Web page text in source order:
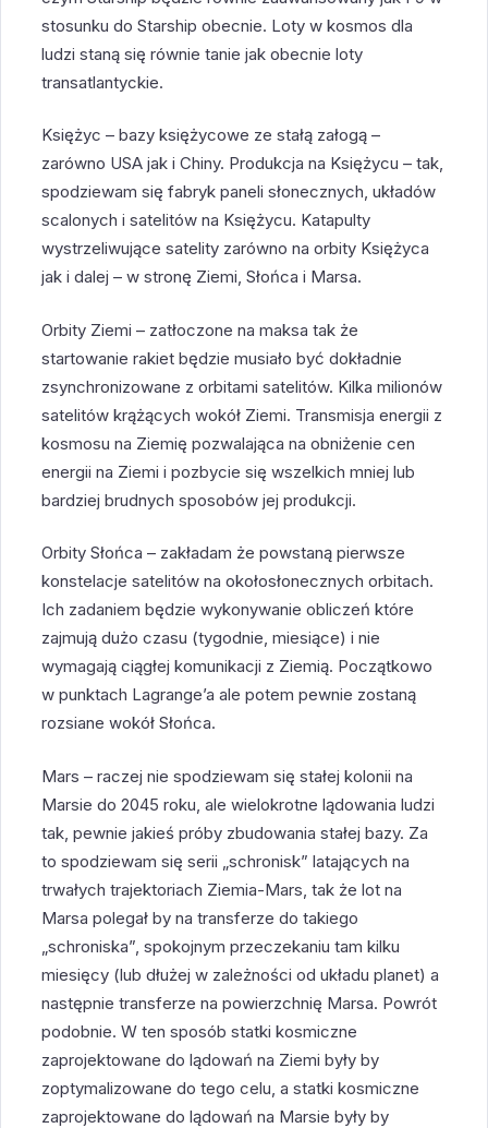
stosunku do Starship obecnie. Loty w kosmos dla
ludzi staną się równie tanie jak obecnie loty
transatlantyckie.
Księżyc – bazy księżycowe ze stałą załogą –
zarówno USA jak i Chiny. Produkcja na Księżycu – tak,
spodziewam się fabryk paneli słonecznych, układów
scalonych i satelitów na Księżycu. Katapulty
wystrzeliwujące satelity zarówno na orbity Księżyca
jak i dalej – w stronę Ziemi, Słońca i Marsa.
Orbity Ziemi – zatłoczone na maksa tak że
startowanie rakiet będzie musiało być dokładnie
zsynchronizowane z orbitami satelitów. Kilka milionów
satelitów krążących wokół Ziemi. Transmisja energii z
kosmosu na Ziemię pozwalająca na obniżenie cen
energii na Ziemi i pozbycie się wszelkich mniej lub
bardziej brudnych sposobów jej produkcji.
Orbity Słońca – zakładam że powstaną pierwsze
konstelacje satelitów na okołosłonecznych orbitach.
Ich zadaniem będzie wykonywanie obliczeń które
zajmują dużo czasu (tygodnie, miesiące) i nie
wymagają ciągłej komunikacji z Ziemią. Początkowo
w punktach Lagrange’a ale potem pewnie zostaną
rozsiane wokół Słońca.
Mars – raczej nie spodziewam się stałej kolonii na
Marsie do 2045 roku, ale wielokrotne lądowania ludzi
tak, pewnie jakieś próby zbudowania stałej bazy. Za
to spodziewam się serii „schronisk” latających na
trwałych trajektoriach Ziemia-Mars, tak że lot na
Marsa polegał by na transferze do takiego
„schroniska”, spokojnym przeczekaniu tam kilku
miesięcy (lub dłużej w zależności od układu planet) a
następnie transferze na powierzchnię Marsa. Powrót
podobnie. W ten sposób statki kosmiczne
zaprojektowane do lądowań na Ziemi były by
zoptymalizowane do tego celu, a statki kosmiczne
zaprojektowane do lądowań na Marsie były by